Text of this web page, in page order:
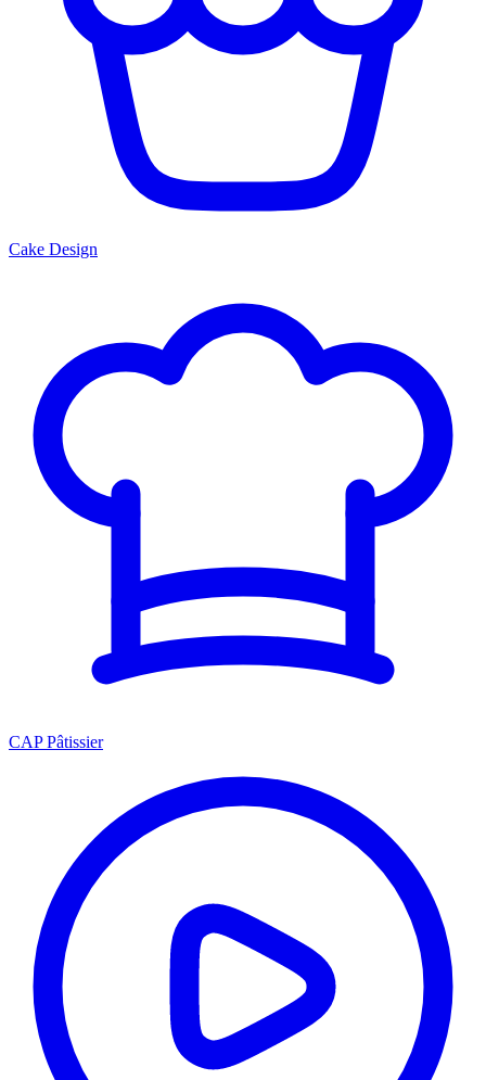
Cake Design
CAP Pâtissier